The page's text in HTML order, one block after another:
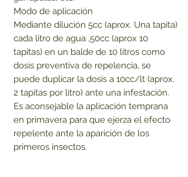
Modo de aplicación
Mediante dilución 5cc (aprox. Una tapita)
cada litro de agua ,50cc (aprox 10
tapitas) en un balde de 10 litros como
dosis preventiva de repelencia, se
puede duplicar la dosis a 10cc/lt (aprox.
2 tapitas por litro) ante una infestación.
Es aconsejable la aplicación temprana
en primavera para que ejerza el efecto
repelente ante la aparición de los
primeros insectos.